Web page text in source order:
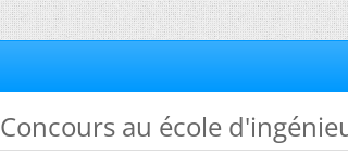
Concours au école